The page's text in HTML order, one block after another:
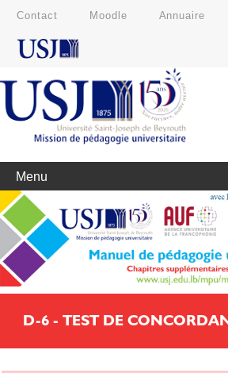
Contact Moodle Annuaire
Menu
D-6 - TEST DE